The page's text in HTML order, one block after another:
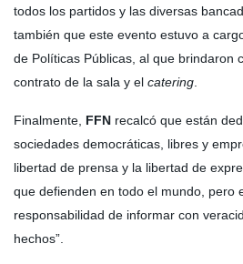
todos los partidos y las diversas
también que este evento estuvo a
de Políticas Públicas, al que brindaron
contrato de la sala y el catering
Finalmente, FFN recalcó que están
sociedades democráticas, libres y
libertad de prensa y la libertad de
que defienden en todo el mundo, pero
responsabilidad de informar con
hechos”.